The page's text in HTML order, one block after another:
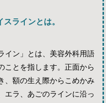
スラインとは。
イン」とは、美容外科用語
ことを指します。正面から
、額の生え際からこめかみ
エラ、あごのラインに沿っ